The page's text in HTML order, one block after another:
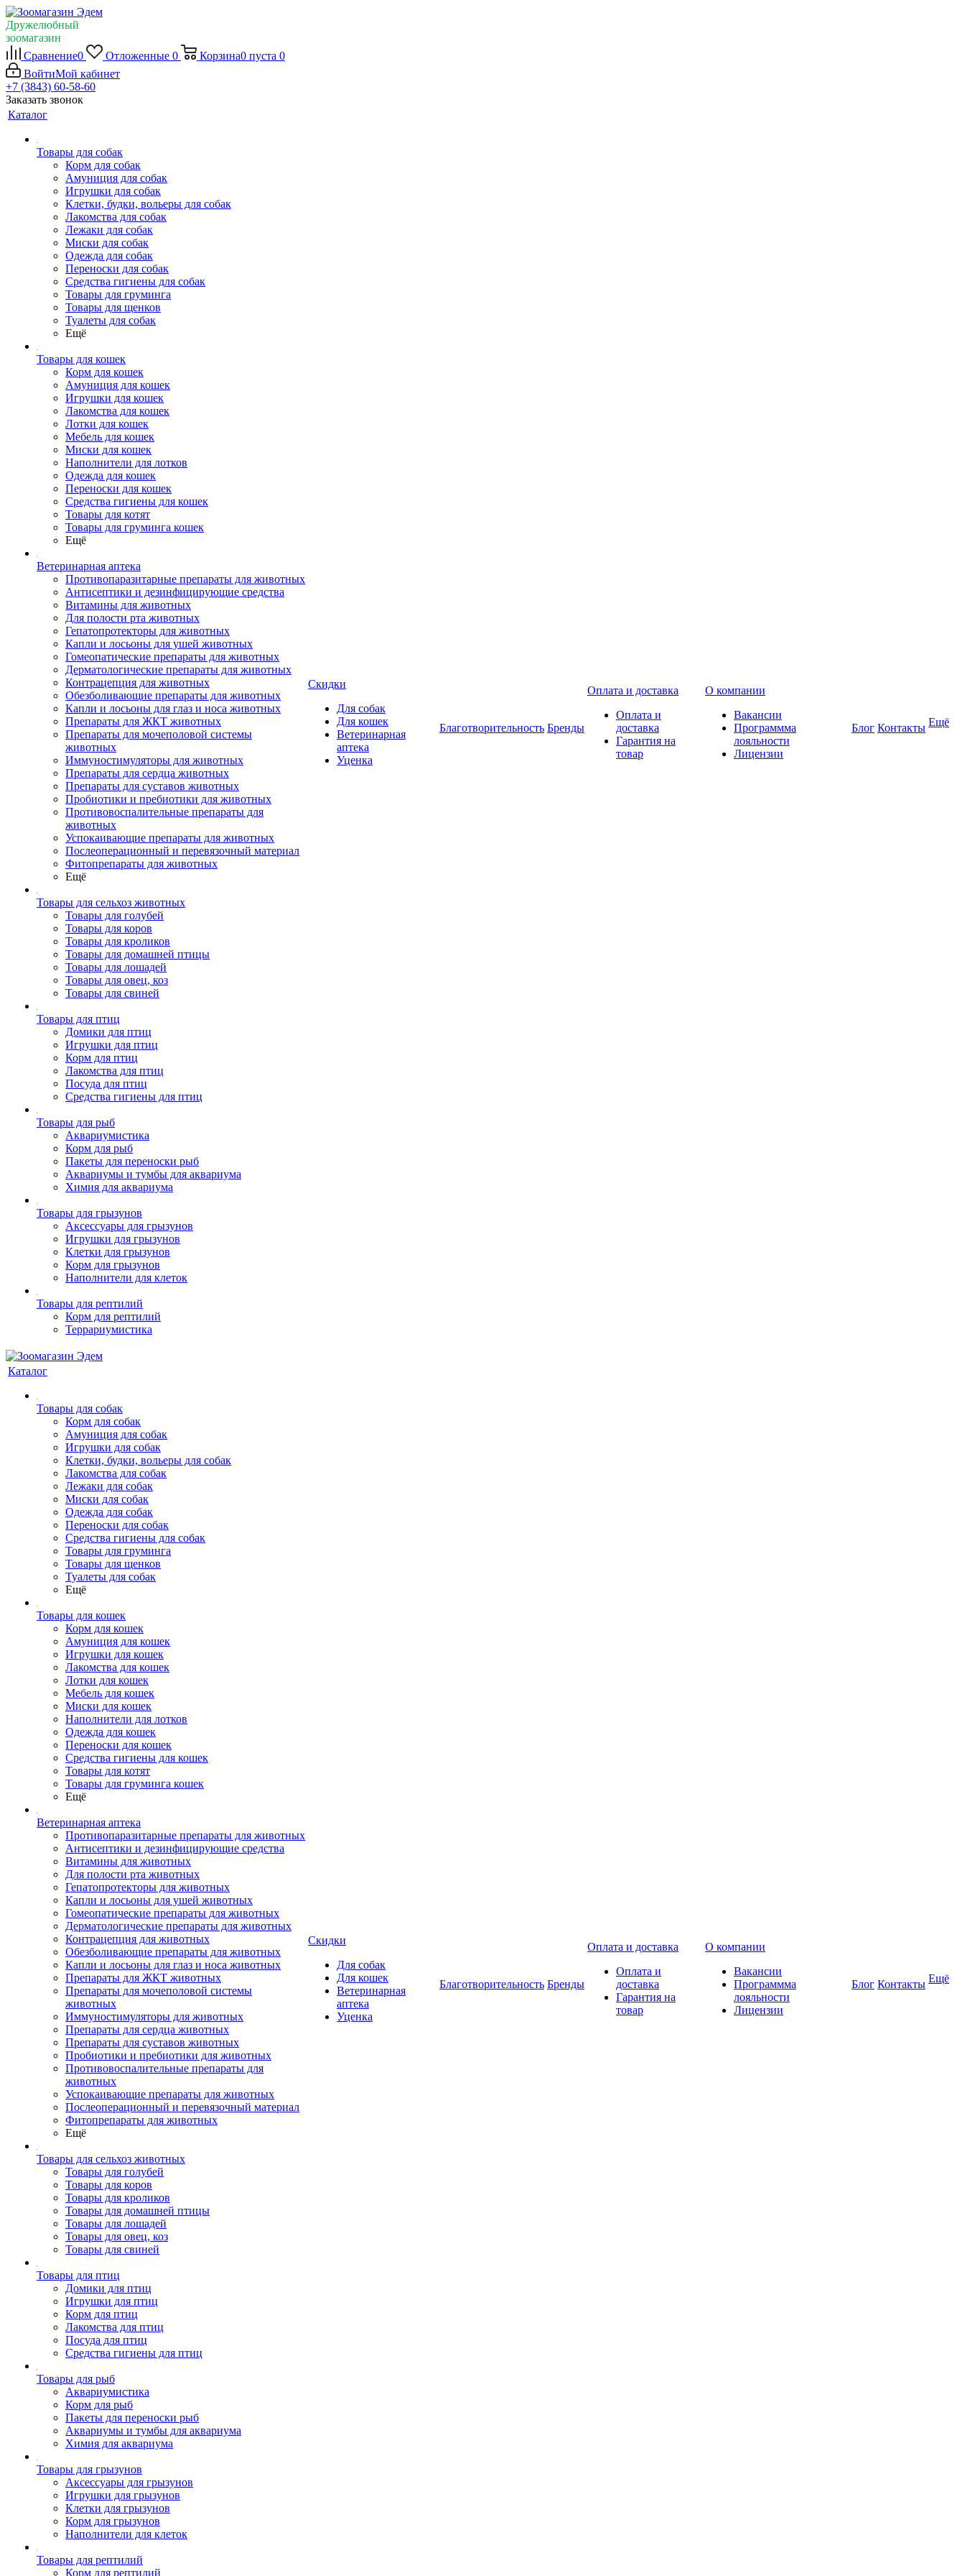
Дружелюбный
зоомагазин
Сравнение0 Отложенные 0 Корзина0 пуста 0
ВойтиМой кабинет
+7 (3843) 60-58-60
Заказать звонок
Каталог
Товары для собак
Корм для собак
Амуниция для собак
Игрушки для собак
Клетки, будки, вольеры для собак
Лакомства для собак
Лежаки для собак
Миски для собак
Одежда для собак
Переноски для собак
Средства гигиены для собак
Товары для груминга
Товары для щенков
Туалеты для собак
Ещё
Товары для кошек
Корм для кошек
Амуниция для кошек
Игрушки для кошек
Лакомства для кошек
Лотки для кошек
Мебель для кошек
Миски для кошек
Наполнители для лотков
Одежда для кошек
Переноски для кошек
Средства гигиены для кошек
Товары для котят
Товары для груминга кошек
Ещё
Ветеринарная аптека
Противопаразитарные препараты для животных
Антисептики и дезинфицирующие средства
Витамины для животных
Для полости рта животных
Гепатопротекторы для животных
Капли и лосьоны для ушей животных
Гомеопатические препараты для животных
Дерматологические препараты для животных
Контрацепция для животных
Обезболивающие препараты для животных
Капли и лосьоны для глаз и носа животных
Препараты для ЖКТ животных
Препараты для мочеполовой системы
животных
Иммуностимуляторы для животных
Препараты для сердца животных
Препараты для суставов животных
Пробиотики и пребиотики для животных
Противовоспалительные препараты для
животных
Успокаивающие препараты для животных
Послеоперационный и перевязочный материал
Фитопрепараты для животных
Ещё
Товары для сельхоз животных
Товары для голубей
Товары для коров
Товары для кроликов
Товары для домашней птицы
Товары для лошадей
Товары для овец, коз
Товары для свиней
Товары для птиц
Домики для птиц
Игрушки для птиц
Корм для птиц
Лакомства для птиц
Посуда для птиц
Средства гигиены для птиц
Товары для рыб
Аквариумистика
Корм для рыб
Пакеты для переноски рыб
Аквариумы и тумбы для аквариума
Химия для аквариума
Товары для грызунов
Аксессуары для грызунов
Игрушки для грызунов
Клетки для грызунов
Корм для грызунов
Наполнители для клеток
Товары для рептилий
Корм для рептилий
Террариумистика
Скидки
Для собак
Для кошек
Ветеринарная
аптека
Уценка
Благотворительность Бренды
Оплата и доставка
Оплата и
доставка
Гарантия на
товар
О компании
Вакансии
Программма
лояльности
Лицензии
Блог Контакты Ещё
Каталог
Товары для собак
Корм для собак
Амуниция для собак
Игрушки для собак
Клетки, будки, вольеры для собак
Лакомства для собак
Лежаки для собак
Миски для собак
Одежда для собак
Переноски для собак
Средства гигиены для собак
Товары для груминга
Товары для щенков
Туалеты для собак
Ещё
Товары для кошек
Корм для кошек
Амуниция для кошек
Игрушки для кошек
Лакомства для кошек
Лотки для кошек
Мебель для кошек
Миски для кошек
Наполнители для лотков
Одежда для кошек
Переноски для кошек
Средства гигиены для кошек
Товары для котят
Товары для груминга кошек
Ещё
Ветеринарная аптека
Противопаразитарные препараты для животных
Антисептики и дезинфицирующие средства
Витамины для животных
Для полости рта животных
Гепатопротекторы для животных
Капли и лосьоны для ушей животных
Гомеопатические препараты для животных
Дерматологические препараты для животных
Контрацепция для животных
Обезболивающие препараты для животных
Капли и лосьоны для глаз и носа животных
Препараты для ЖКТ животных
Препараты для мочеполовой системы
животных
Иммуностимуляторы для животных
Препараты для сердца животных
Препараты для суставов животных
Пробиотики и пребиотики для животных
Противовоспалительные препараты для
животных
Успокаивающие препараты для животных
Послеоперационный и перевязочный материал
Фитопрепараты для животных
Ещё
Товары для сельхоз животных
Товары для голубей
Товары для коров
Товары для кроликов
Товары для домашней птицы
Товары для лошадей
Товары для овец, коз
Товары для свиней
Товары для птиц
Домики для птиц
Игрушки для птиц
Корм для птиц
Лакомства для птиц
Посуда для птиц
Средства гигиены для птиц
Товары для рыб
Аквариумистика
Корм для рыб
Пакеты для переноски рыб
Аквариумы и тумбы для аквариума
Химия для аквариума
Товары для грызунов
Аксессуары для грызунов
Игрушки для грызунов
Клетки для грызунов
Корм для грызунов
Наполнители для клеток
Товары для рептилий
Корм для рептилий
Скидки
Для собак
Для кошек
Ветеринарная
аптека
Уценка
Благотворительность Бренды
Оплата и доставка
Оплата и
доставка
Гарантия на
товар
О компании
Вакансии
Программма
лояльности
Лицензии
Блог Контакты Ещё